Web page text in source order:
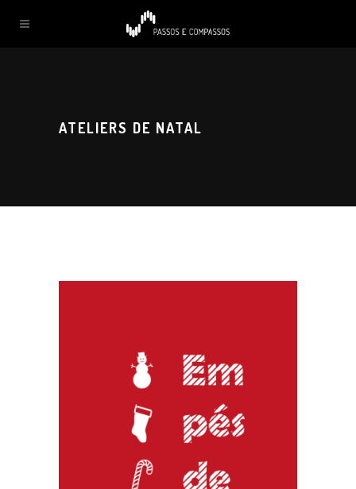
ATELIERS DE NATAL